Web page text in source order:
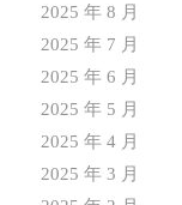
2025 年 8 月
2025 年 7 月
2025 年 6 月
2025 年 5 月
2025 年 4 月
2025 年 3 月